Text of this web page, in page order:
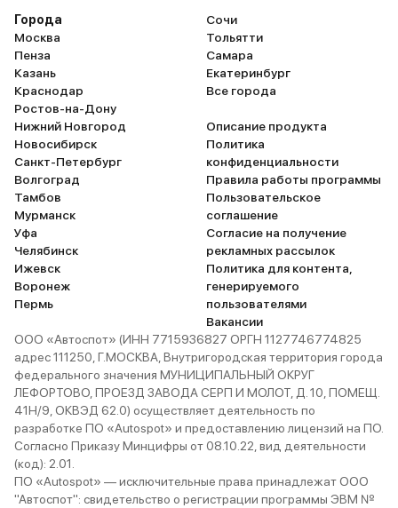
Города
Москва
Пенза
Казань
Краснодар
Ростов-на-Дону
Нижний Новгород
Новосибирск
Санкт-Петербург
Волгоград
Тамбов
Мурманск
Уфа
Челябинск
Ижевск
Воронеж
Пермь
Сочи
Тольятти
Самара
Екатеринбург
Все города
Описание продукта
Политика
конфиденциальности
Правила работы программы
Пользовательское
соглашение
Согласие на получение
рекламных рассылок
Политика для контента,
генерируемого
пользователями
Вакансии
ООО «Автоспот» (ИНН 7715936827 ОРГН 1127746774825
адрес 111250, Г.МОСКВА, Внутригородская территория города
федерального значения МУНИЦИПАЛЬНЫЙ ОКРУГ
ЛЕФОРТОВО, ПРОЕЗД ЗАВОДА СЕРП И МОЛОТ, Д. 10, ПОМЕЩ.
41Н/9, ОКВЭД 62.0) осуществляет деятельность по
разработке ПО «Autospot» и предоставлению лицензий на ПО.
Согласно Приказу Минцифры от 08.10.22, вид деятельности
(код): 2.01.
ПО «Autospot» — исключительные права принадлежат ООО
"Автоспот": свидетельство о регистрации программы ЭВМ №